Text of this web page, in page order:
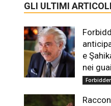
GLI ULTIMI ARTICOLI
e
nei